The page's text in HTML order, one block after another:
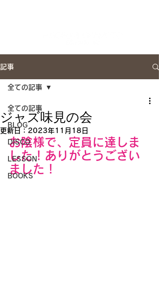
記事
全ての記事
BLOG
DISCO
LESSON
BOOKS
全ての記事
ジャズ味見の会
更新日： 2023年11月18日
お陰様で、定員に達しま
した！ありがとうござい
ました！